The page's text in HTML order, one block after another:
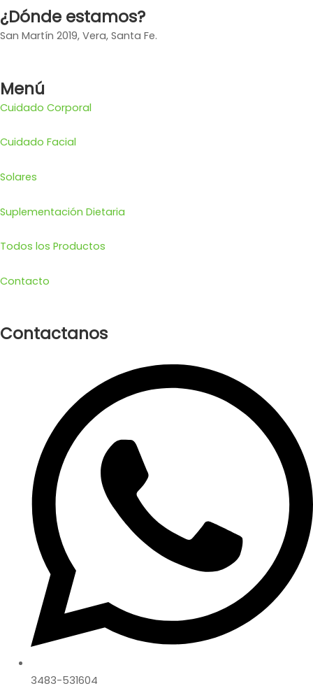
¿Dónde estamos?
San Martín 2019, Vera, Santa Fe.
Menú
Cuidado Corporal
Cuidado Facial
Solares
Suplementación Dietaria
Todos los Productos
Contacto
Contactanos
3483-531604